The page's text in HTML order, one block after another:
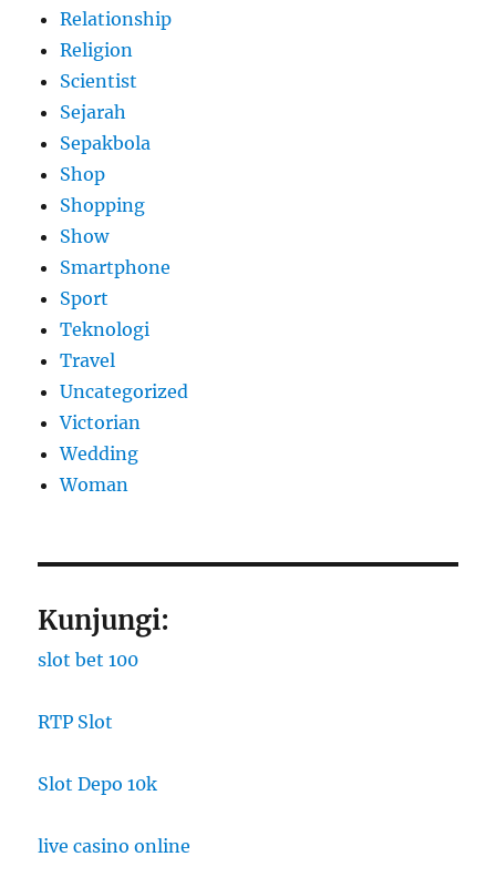
Relationship
Religion
Scientist
Sejarah
Sepakbola
Shop
Shopping
Show
Smartphone
Sport
Teknologi
Travel
Uncategorized
Victorian
Wedding
Woman
Kunjungi:
slot bet 100
RTP Slot
Slot Depo 10k
live casino online